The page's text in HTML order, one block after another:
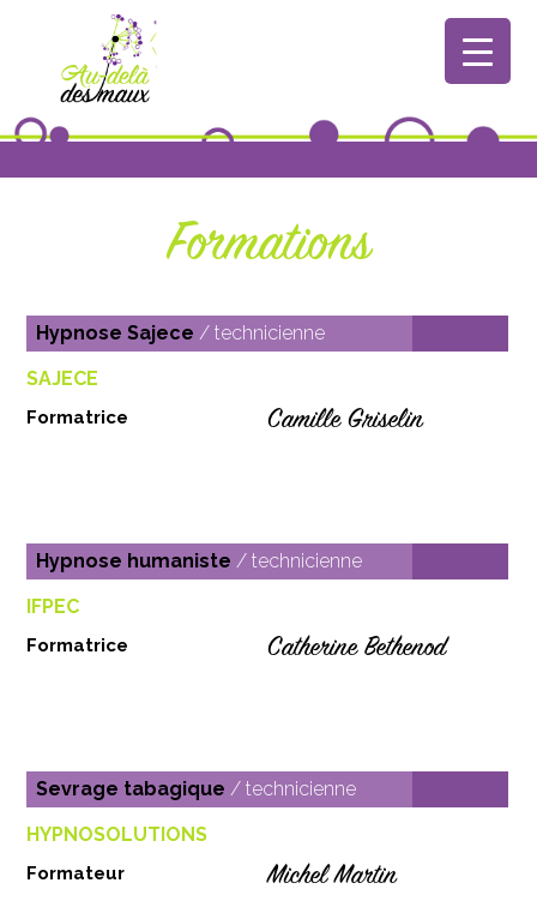
Formations
Hypnose Sajece / technicienne
SAJECE
Formatrice Camille Griselin
Hypnose humaniste / technicienne
IFPEC
Formatrice Catherine Bethenod
Sevrage tabagique / technicienne
HYPNOSOLUTIONS
Formateur Michel Martin